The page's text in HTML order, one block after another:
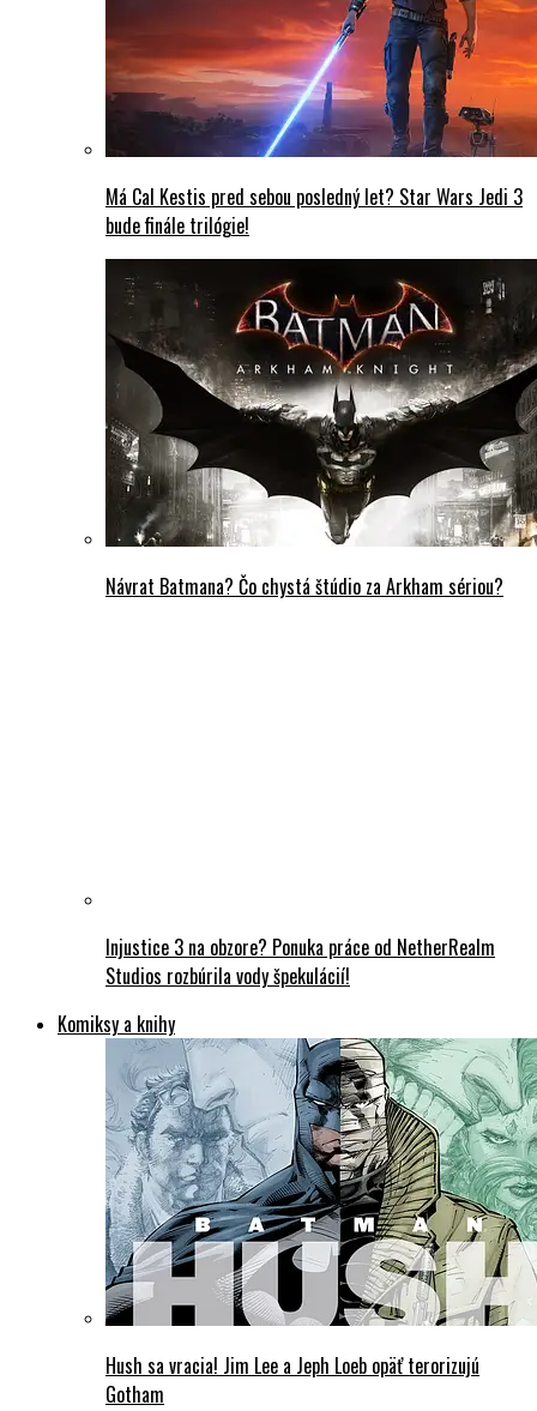
Má Cal Kestis pred sebou posledný let? Star Wars Jedi 3
bude finále trilógie!
Návrat Batmana? Čo chystá štúdio za Arkham sériou?
Injustice 3 na obzore? Ponuka práce od NetherRealm
Studios rozbúrila vody špekulácií!
Komiksy a knihy
Hush sa vracia! Jim Lee a Jeph Loeb opäť terorizujú
Gotham